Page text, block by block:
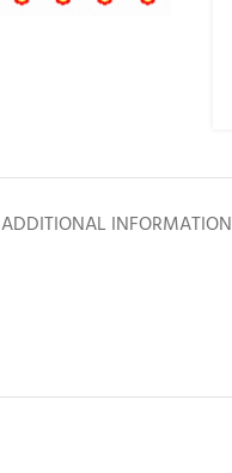
ADDITIONAL INFORMATION